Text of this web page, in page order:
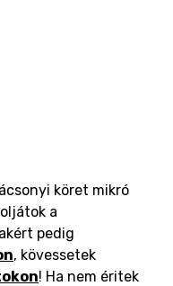
köret mikró
a
pedig
, kövessetek
! Ha nem éritek